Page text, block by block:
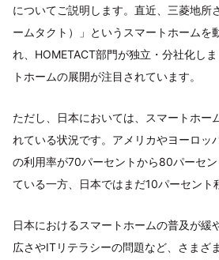
についてご説明します。直近、三菱地所
ームタクト）」というスマートホームを
れ、HOMETACT部門が独立・分社化し
トホームの展開が注目されています。
ただし、日本においては、スマートホー
れている状況です。アメリカやヨーロッ
の利用率が70パーセントから80パーセ
ている一方、日本ではまだ10パーセント
日本におけるスマートホームの普及が緩
広さやITリテラシーの問題など、さまざ